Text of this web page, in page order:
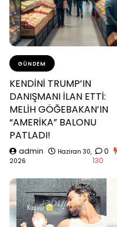
GÜNDEM
KENDİNİ TRUMP’IN
DANIŞMANI İLAN ETTİ:
MELİH GÖĞEBAKAN’IN
“AMERİKA” BALONU
PATLADI!
admin
Haziran 30,
2026
0
130